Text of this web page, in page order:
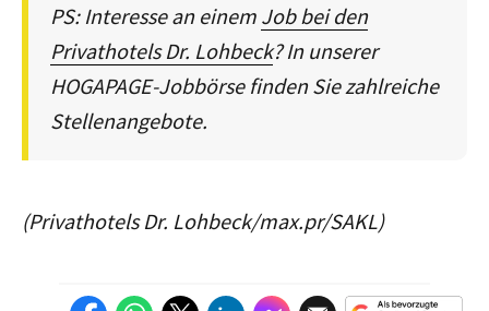
PS: Interesse an einem Job bei den
Privathotels Dr. Lohbeck? In unserer
HOGAPAGE-Jobbörse finden Sie zahlreiche
Stellenangebote.
(Privathotels Dr. Lohbeck/max.pr/SAKL)